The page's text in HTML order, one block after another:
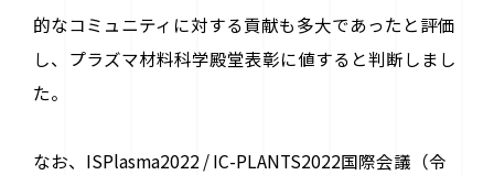
的なコミュニティに対する貢献も多大であったと評価
し、プラズマ材料科学殿堂表彰に値すると判断しまし
た。
なお、ISPlasma2022 / IC-PLANTS2022国際会議（令